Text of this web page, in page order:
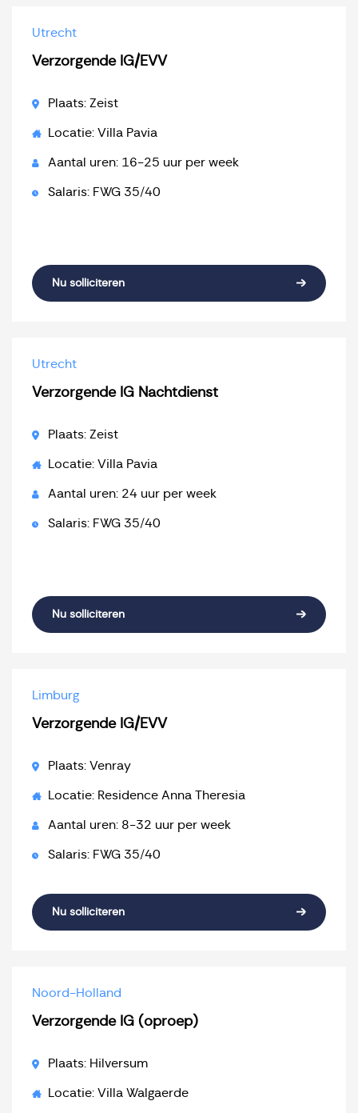
Utrecht
Verzorgende IG/EVV
Plaats: Zeist
Locatie: Villa Pavia
Aantal uren: 16-25 uur per week
Salaris: FWG 35/40
Nu solliciteren
Utrecht
Verzorgende IG Nachtdienst
Plaats: Zeist
Locatie: Villa Pavia
Aantal uren: 24 uur per week
Salaris: FWG 35/40
Nu solliciteren
Limburg
Verzorgende IG/EVV
Plaats: Venray
Locatie: Residence Anna Theresia
Aantal uren: 8-32 uur per week
Salaris: FWG 35/40
Nu solliciteren
Noord-Holland
Verzorgende IG (oproep)
Plaats: Hilversum
Locatie: Villa Walgaerde